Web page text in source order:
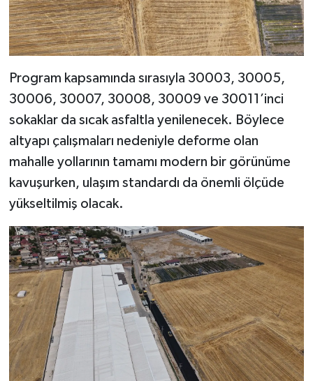
Program kapsamında sırasıyla 30003, 30005,
30006, 30007, 30008, 30009 ve 30011’inci
sokaklar da sıcak asfaltla yenilenecek. Böylece
altyapı çalışmaları nedeniyle deforme olan
mahalle yollarının tamamı modern bir görünüme
kavuşurken, ulaşım standardı da önemli ölçüde
yükseltilmiş olacak.